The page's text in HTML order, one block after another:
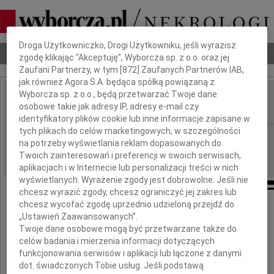
Nekrologi Odeszli Poradnik pogrzebowy
IMIĘ I NAZWISKO: Jerzy Tyc
REGION: Wrocław
DATA EMISJI: 13.03.2019
Z głębokim żalem zawiadamiamy,
że w dniu 10 marca 2019 roku zmarł
Dbamy o Twoją prywatność
Droga Użytkowniczko, Drogi Użytkowniku, jeśli wyrazisz
zgodę klikając "Akceptuję", Wyborcza sp. z o.o. oraz jej
Zaufani Partnerzy, w tym [872 ] Zaufanych Partnerów IAB,
jak również Agora S.A. będąca spółką powiązaną z
Wyborcza sp. z o.o., będą przetwarzać Twoje dane
osobowe takie jak adresy IP, adresy e-mail czy
identyfikatory plików cookie lub inne informacje zapisane w
tych plikach do celów marketingowych, w szczególności
na potrzeby wyświetlania reklam dopasowanych do
Twoich zainteresowań i preferencji w swoich serwisach,
aplikacjach i w Internecie lub personalizacji treści w nich
wyświetlanych. Wyrażenie zgody jest dobrowolne. Jeśli nie
chcesz wyrazić zgody, chcesz ograniczyć jej zakres lub
chcesz wycofać zgodę uprzednio udzieloną przejdź do
„Ustawień Zaawansowanych”.
Twoje dane osobowe mogą być przetwarzane także do
celów badania i mierzenia informacji dotyczących
funkcjonowania serwisów i aplikacji lub łączone z danymi
dot. świadczonych Tobie usług. Jeśli podstawą